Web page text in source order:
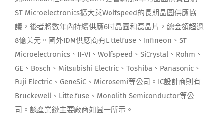
ST Microelectronics擴大與Wolfspeed的長期晶圓供應協
議，後者將數年內持續供應6吋晶圓和磊晶片，總金額超過
8億美元。國外IDM供應商有Littelfuse、Infineon、ST
Microelectronics、II-VI、Wolfspeed、SiCrystal、Rohm、
GE、Bosch、Mitsubishi Electric、Toshiba、Panasonic、
Fuji Electric、GeneSiC、Microsemi等公司。IC設計商則有
Bruckewell、Littelfuse、Monolith Semiconductor等公
司。該產業鏈主要廠商如圖一所示。